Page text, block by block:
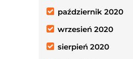
październik 2020
wrzesień 2020
sierpień 2020